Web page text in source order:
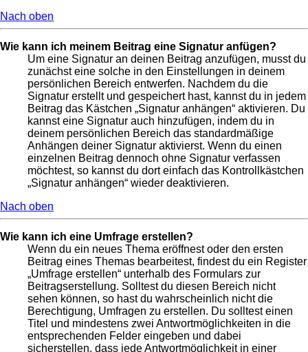
Nach oben
Wie kann ich meinem Beitrag eine Signatur anfügen?
Um eine Signatur an deinen Beitrag anzufügen, musst du
zunächst eine solche in den Einstellungen in deinem
persönlichen Bereich entwerfen. Nachdem du die
Signatur erstellt und gespeichert hast, kannst du in jedem
Beitrag das Kästchen „Signatur anhängen“ aktivieren. Du
kannst eine Signatur auch hinzufügen, indem du in
deinem persönlichen Bereich das standardmäßige
Anhängen deiner Signatur aktivierst. Wenn du einen
einzelnen Beitrag dennoch ohne Signatur verfassen
möchtest, so kannst du dort einfach das Kontrollkästchen
„Signatur anhängen“ wieder deaktivieren.
Nach oben
Wie kann ich eine Umfrage erstellen?
Wenn du ein neues Thema eröffnest oder den ersten
Beitrag eines Themas bearbeitest, findest du ein Register
„Umfrage erstellen“ unterhalb des Formulars zur
Beitragserstellung. Solltest du diesen Bereich nicht
sehen können, so hast du wahrscheinlich nicht die
Berechtigung, Umfragen zu erstellen. Du solltest einen
Titel und mindestens zwei Antwortmöglichkeiten in die
entsprechenden Felder eingeben und dabei
sicherstellen, dass jede Antwortmöglichkeit in einer